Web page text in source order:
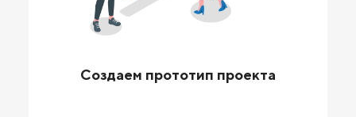
Создаем прототип проекта